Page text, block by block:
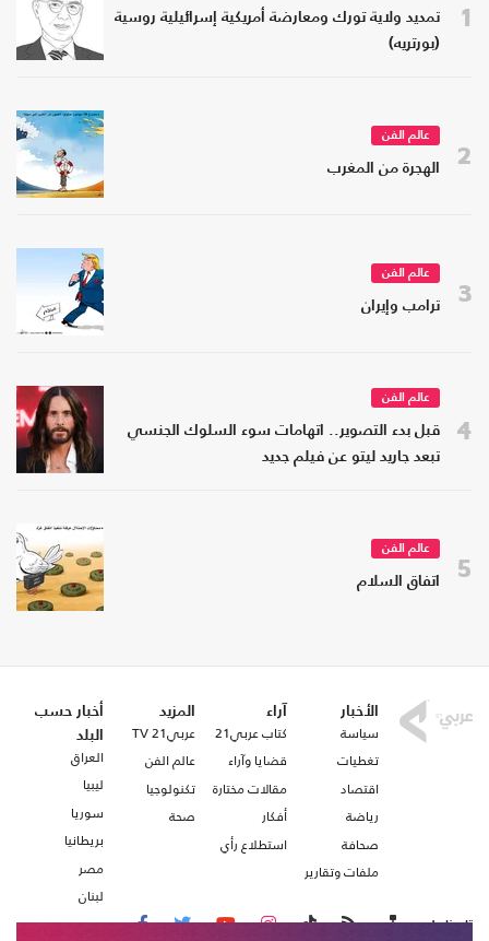
1
تمديد ولاية تورك ومعارضة أمريكية إسرائيلية روسية
(بورتريه)
2
عالم الفن
الهجرة من المغرب
3
عالم الفن
ترامب وإيران
4
عالم الفن
قبل بدء التصوير.. اتهامات سوء السلوك الجنسي
تبعد جاريد ليتو عن فيلم جديد
5
عالم الفن
اتفاق السلام
الأخبار
سياسة
تغطيات
اقتصاد
رياضة
صحافة
ملفات وتقارير
آراء
كتاب عربي21
قضايا وآراء
مقالات مختارة
أفكار
استطلاع رأي
المزيد
عربي21 TV
عالم الفن
تكنولوجيا
صحة
أخبار حسب
البلد
العراق
ليبيا
سوريا
بريطانيا
مصر
لبنان
تابعنا على